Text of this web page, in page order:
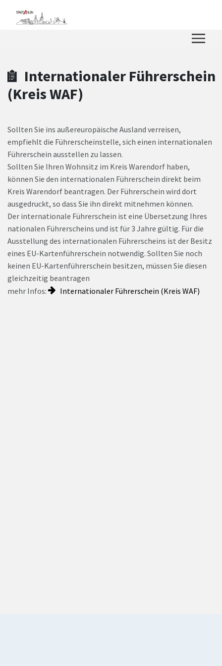
Zum Header
Zum Hauptinhalt
Zum Footer
Zum Hauptinhalt springen
Internationaler Führerschein
(Kreis WAF)
Sollten Sie ins außereuropäische Ausland verreisen,
empfiehlt die Führerscheinstelle, sich einen internationalen
Führerschein ausstellen zu lassen.
Sollten Sie Ihren Wohnsitz im Kreis Warendorf haben,
können Sie den internationalen Führerschein direkt beim
Kreis Warendorf beantragen. Der Führerschein wird dort
ausgedruckt, so dass Sie ihn direkt mitnehmen können.
Der internationale Führerschein ist eine Übersetzung Ihres
nationalen Führerscheins und ist für 3 Jahre gültig. Für die
Ausstellung des internationalen Führerscheins ist der Besitz
eines EU-Kartenführerschein notwendig. Sollten Sie noch
keinen EU-Kartenführerschein besitzen, müssen Sie diesen
gleichzeitig beantragen
mehr Infos:
Internationaler Führerschein (Kreis WAF)